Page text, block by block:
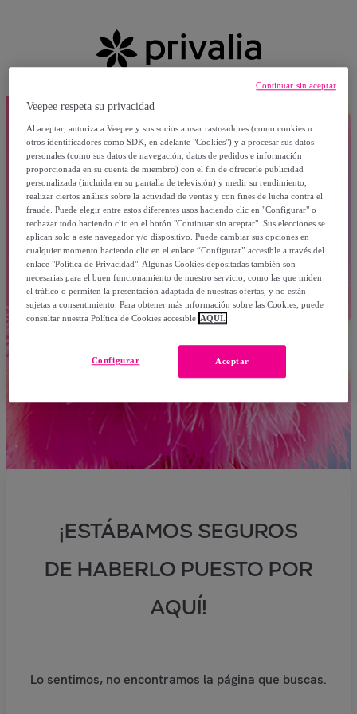
¡ESTÁBAMOS SEGUROS
DE HABERLO PUESTO POR
AQUÍ!
Lo sentimos, no encontramos la página que buscas.
Veepee respeta su privacidad
Al aceptar, autoriza a Veepee y sus socios a usar rastreadores (como cookies u
otros identificadores como SDK, en adelante "Cookies") y a procesar sus datos
personales (como sus datos de navegación, datos de pedidos e información
proporcionada en su cuenta de miembro) con el fin de ofrecerle publicidad
personalizada (incluida en su pantalla de televisión) y medir su rendimiento,
realizar ciertos análisis sobre la actividad de ventas y con fines de lucha contra el
fraude. Puede elegir entre estos diferentes usos haciendo clic en "Configurar" o
rechazar todo haciendo clic en el botón "Continuar sin aceptar". Sus elecciones se
aplican solo a este navegador y/o dispositivo. Puede cambiar sus opciones en
cualquier momento haciendo clic en el enlace “Configurar” accesible a través del
enlace "Política de Privacidad". Algunas Cookies depositadas también son
necesarias para el buen funcionamiento de nuestro servicio, como las que miden
el tráfico o permiten la presentación adaptada de nuestras ofertas, y no están
sujetas a consentimiento. Para obtener más información sobre las Cookies, puede
consultar nuestra Política de Cookies accesible AQUÍ.
Aceptar
Configurar
Continuar sin aceptar